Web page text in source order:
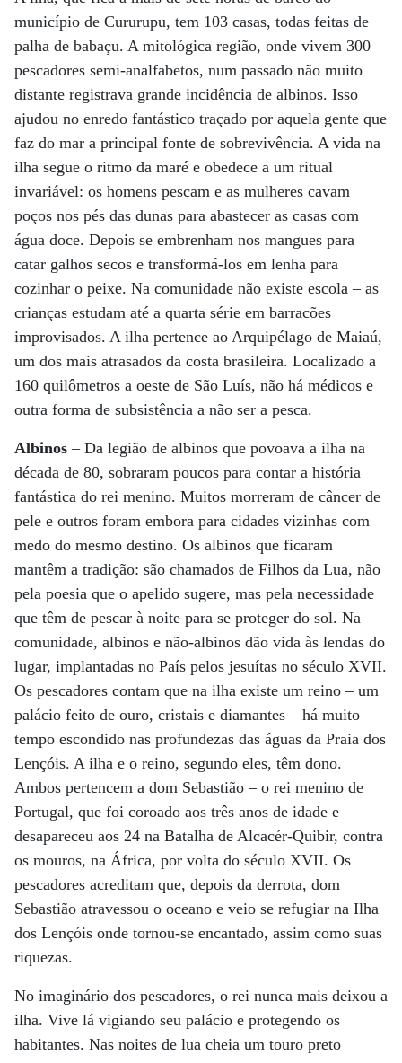
município de Cururupu, tem 103 casas, todas feitas de
palha de babaçu. A mitológica região, onde vivem 300
pescadores semi-analfabetos, num passado não muito
distante registrava grande incidência de albinos. Isso
ajudou no enredo fantástico traçado por aquela gente que
faz do mar a principal fonte de sobrevivência. A vida na
ilha segue o ritmo da maré e obedece a um ritual
invariável: os homens pescam e as mulheres cavam
poços nos pés das dunas para abastecer as casas com
água doce. Depois se embrenham nos mangues para
catar galhos secos e transformá-los em lenha para
cozinhar o peixe. Na comunidade não existe escola – as
crianças estudam até a quarta série em barracões
improvisados. A ilha pertence ao Arquipélago de Maiaú,
um dos mais atrasados da costa brasileira. Localizado a
160 quilômetros a oeste de São Luís, não há médicos e
outra forma de subsistência a não ser a pesca.
Albinos – Da legião de albinos que povoava a ilha na
década de 80, sobraram poucos para contar a história
fantástica do rei menino. Muitos morreram de câncer de
pele e outros foram embora para cidades vizinhas com
medo do mesmo destino. Os albinos que ficaram
mantêm a tradição: são chamados de Filhos da Lua, não
pela poesia que o apelido sugere, mas pela necessidade
que têm de pescar à noite para se proteger do sol. Na
comunidade, albinos e não-albinos dão vida às lendas do
lugar, implantadas no País pelos jesuítas no século XVII.
Os pescadores contam que na ilha existe um reino – um
palácio feito de ouro, cristais e diamantes – há muito
tempo escondido nas profundezas das águas da Praia dos
Lençóis. A ilha e o reino, segundo eles, têm dono.
Ambos pertencem a dom Sebastião – o rei menino de
Portugal, que foi coroado aos três anos de idade e
desapareceu aos 24 na Batalha de Alcacér-Quibir, contra
os mouros, na África, por volta do século XVII. Os
pescadores acreditam que, depois da derrota, dom
Sebastião atravessou o oceano e veio se refugiar na Ilha
dos Lençóis onde tornou-se encantado, assim como suas
riquezas.
No imaginário dos pescadores, o rei nunca mais deixou a
ilha. Vive lá vigiando seu palácio e protegendo os
habitantes. Nas noites de lua cheia um touro preto